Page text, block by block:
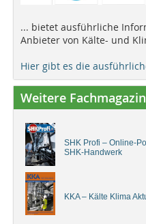
... bietet ausführliche
Anbieter von Kälte- und
Hier gibt es die
Weitere
SHK Profi – Online-
SHK-Handwerk
KKA – Kälte Klima